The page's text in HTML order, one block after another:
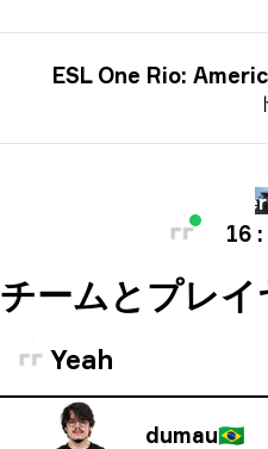
ESL One Rio:
16
チームとプレイ
Yeah
dumau🇧🇷